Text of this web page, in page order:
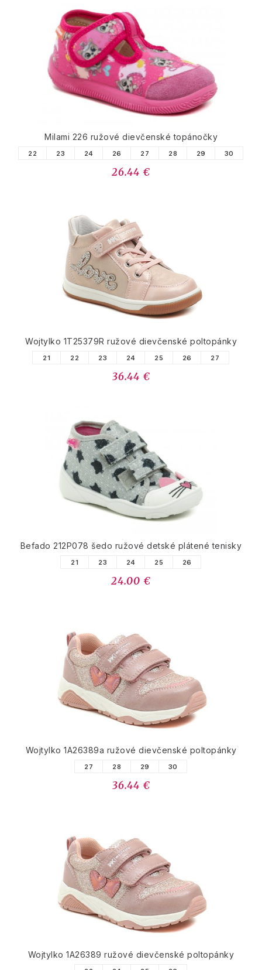
Milami 226 ružové dievčenské topánočky
22 23 24 26 27 28 29 30
26.44 €
Wojtylko 1T25379R ružové dievčenské poltopánky
21 22 23 24 25 26 27
36.44 €
Befado 212P078 šedo ružové detské plátené tenisky
21 23 24 25 26
24.00 €
Wojtylko 1A26389a ružové dievčenské poltopánky
27 28 29 30
36.44 €
Wojtylko 1A26389 ružové dievčenské poltopánky